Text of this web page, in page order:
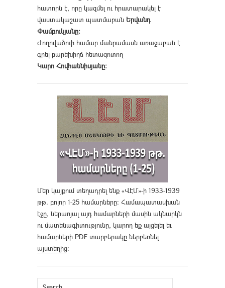
հատորն է, որը կազմել ու հրատարակել է
վաստակաշատ պատմաբան Երվանդ
Փամբուկյանը։
Ժողովածուի համար մանրամասն առաջաբան է
գրել բարեխիղճ հետազոտող
Կարո Հովհաննիսյանը։
Մեր կայքում տեղադրել ենք «ՎԷՄ»-ի 1933-1939
թթ. բոլոր 1-25 համարները։ Համապատասխան
էջը, ներառյալ այդ համարների մասին ակնարկն
ու մատենագիտությունը, կարող եք այցելել եւ
համարների PDF տարբերակը ներբեռնել
այստեղից։
Search